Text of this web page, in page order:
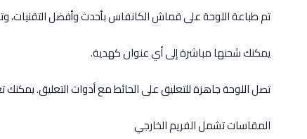
تم طباعة اللوحة على قماش الكانفاس بأحدث وأفضل
يمكنك شحنها مباشرة إلى أي عنوان كهدية.
تصل اللوحة جاهزة للتعليق على الحائط مع أدوات التعليق.
المقاسات تشمل الفريم الخارجي